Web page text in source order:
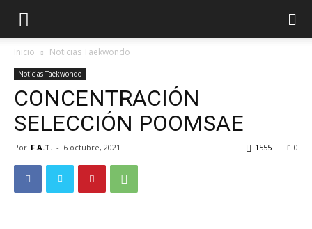
Inicio Noticias Taekwondo
Noticias Taekwondo
CONCENTRACIÓN
SELECCIÓN POOMSAE
Por F.A.T. - 6 octubre, 2021 0
1555